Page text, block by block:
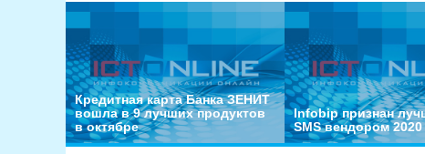
Кредитная карта Банка ЗЕНИТ
вошла в 9 лучших продуктов
в октябре
Infobip признан
SMS вендором 2020